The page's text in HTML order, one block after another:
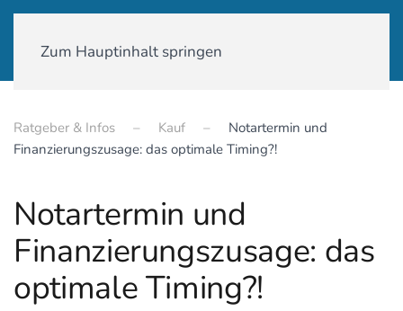
Zum Hauptinhalt springen
Ratgeber & Infos Kauf
Notartermin und
Finanzierungszusage: das optimale Timing?!
Notartermin und
Finanzierungszusage: das
optimale Timing?!